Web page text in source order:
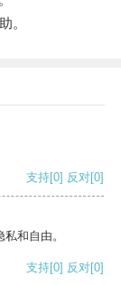
。
支持[0] 反对[0]
和自由。
支持[0] 反对[0]